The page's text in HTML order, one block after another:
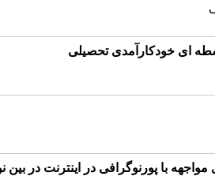
ای خودکارآمدی تحصیلی
با پورنوگرافی در اینترنت در بین